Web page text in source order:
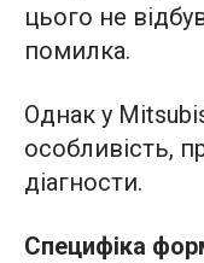
цього не
помилка.
Однак у
особливість,
діагности.
Специфіка